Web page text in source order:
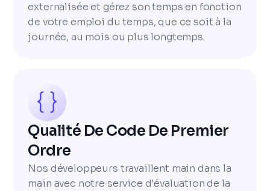
externalisée et gérez son temps en fonction
de votre emploi du temps, que ce soit à la
journée, au mois ou plus longtemps.
Qualité De Code De Premier
Ordre
Nos développeurs travaillent main dans la
main avec notre service d'évaluation de la